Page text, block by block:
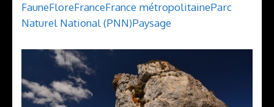
FauneFloreFranceFrance métropolitaineParc
Naturel National (PNN)Paysage